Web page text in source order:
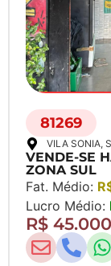
81269
VILA SONIA,
VENDE-SE
ZONA SUL
Fat. Médio:
Lucro Médio:
R$